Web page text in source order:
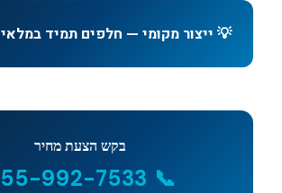
💡 ייצור מקומי — חלפים תמיד במלאי
בקש הצעת מחיר
📞 055-992-7533